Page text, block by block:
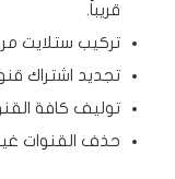
قريباً.
تركيب ستلايت
تجديد اشتراك
توليف كافة
حذف القنوات